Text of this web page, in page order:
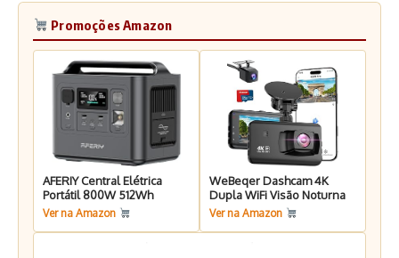
Promoções Amazon
AFERIY Central Elétrica
Portátil 800W 512Wh
Ver na Amazon
WeBeqer Dashcam 4K
Dupla WiFi Visão Noturna
Ver na Amazon